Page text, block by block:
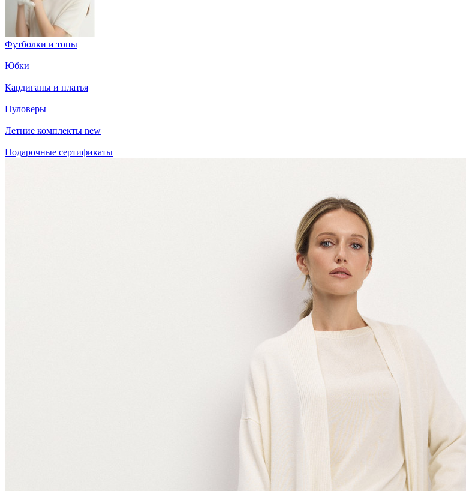
Футболки и топы
Юбки
Кардиганы и платья
Пуловеры
Летние комплекты new
Подарочные сертификаты